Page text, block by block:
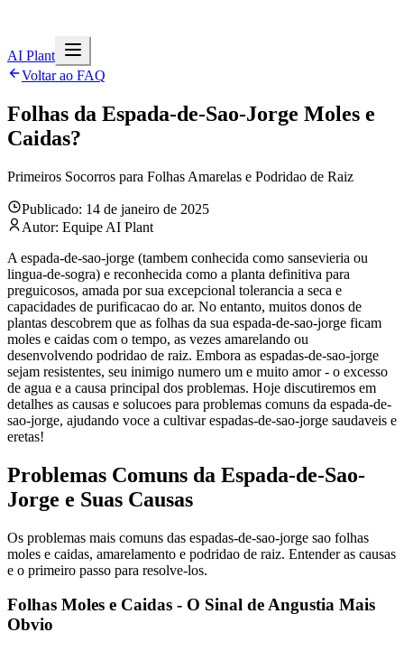
AI Plant
Voltar ao FAQ
Folhas da Espada-de-Sao-Jorge Moles e
Caidas?
Primeiros Socorros para Folhas Amarelas e Podridao de Raiz
Publicado: 14 de janeiro de 2025
Autor: Equipe AI Plant
A espada-de-sao-jorge (tambem conhecida como sansevieria ou
lingua-de-sogra) e reconhecida como a planta definitiva para
preguicosos, amada por sua excepcional tolerancia a seca e
capacidades de purificacao do ar. No entanto, muitos donos de
plantas descobrem que as folhas da sua espada-de-sao-jorge ficam
moles e caidas com o tempo, as vezes amarelando ou
desenvolvendo podridao de raiz. Embora as espadas-de-sao-jorge
sejam resistentes, seu inimigo numero um e muito amor - o excesso
de agua e a causa principal dos problemas. Hoje discutiremos em
detalhes as causas e solucoes para problemas comuns da espada-de-
sao-jorge, ajudando voce a cultivar espadas-de-sao-jorge saudaveis e
eretas!
Problemas Comuns da Espada-de-Sao-
Jorge e Suas Causas
Os problemas mais comuns das espadas-de-sao-jorge sao folhas
moles e caidas, amarelamento e podridao de raiz. Entender as causas
e o primeiro passo para resolve-los.
Folhas Moles e Caidas - O Sinal de Angustia Mais
Obvio